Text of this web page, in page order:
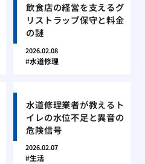
飲食店の経営を支えるグ
リストラップ保守と料金
の謎
2026.02.08
水道修理
水道修理業者が教えるト
イレの水位不足と異音の
危険信号
2026.02.07
生活